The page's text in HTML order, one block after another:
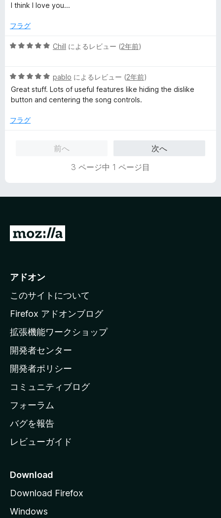
段
中
の
I think I love you...
フラグ
5
中
5
の
価
Chill によるレビュー (2年前)
5
段
階
5
pablo によるレビュー (2年前)
Great stuff. Lots of useful features like hiding the dislike
button and centering the song controls.
フラグ
前へ
次へ
3 ページ中 1 ページ目
M
i
l
a
ホ
ー
ム
ー
ジ
へ
アドオン
このサイトについて
Firefox アドオンブログ
拡張機能ワークショップ
開発者センター
開発者ポリシー
コミュニティブログ
フォーラム
バグを報告
レビューガイド
Download
Download Firefox
Windows